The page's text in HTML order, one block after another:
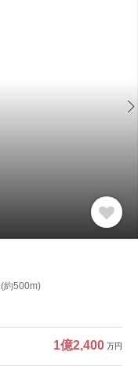
約500m)
1億2,400 万円